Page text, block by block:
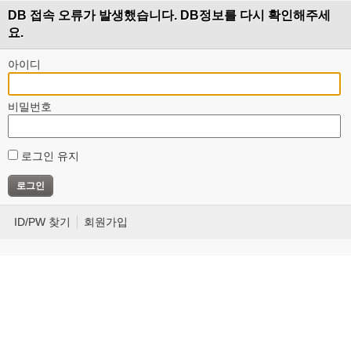
DB 접속 오류가 발생했습니다. DB정보를 다시 확인해주세
요.
아이디
비밀번호
로그인 유지
ID/PW 찾기 회원가입